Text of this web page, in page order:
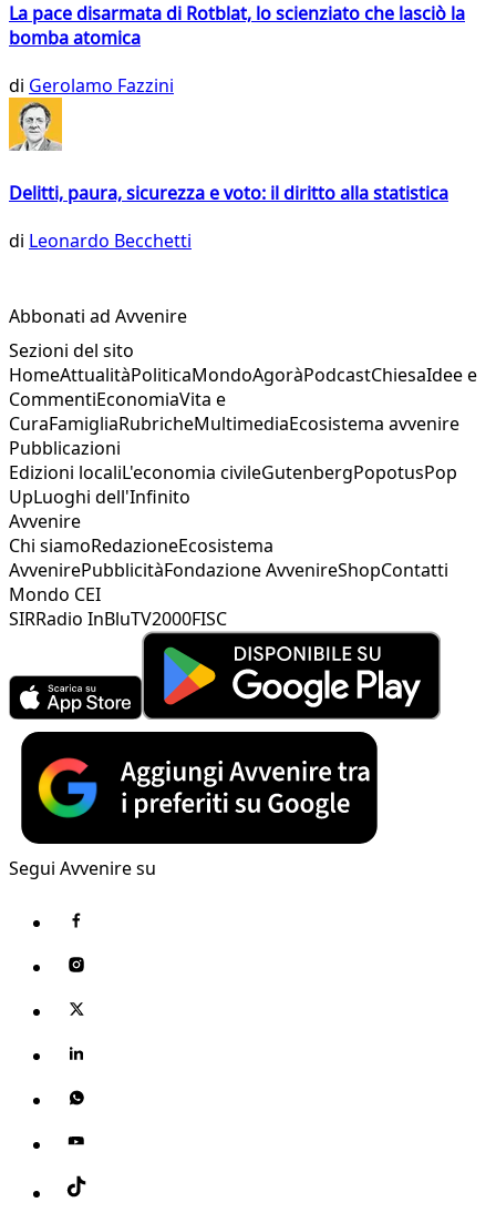
La pace disarmata di Rotblat, lo scienziato che lasciò la
bomba atomica
di Gerolamo Fazzini
Delitti, paura, sicurezza e voto: il diritto alla statistica
di Leonardo Becchetti
Abbonati ad Avvenire
Sezioni del sito
HomeAttualitàPoliticaMondoAgoràPodcastChiesaIdee e
CommentiEconomiaVita e
CuraFamigliaRubricheMultimediaEcosistema avvenire
Pubblicazioni
Edizioni localiL'economia civileGutenbergPopotusPop
UpLuoghi dell'Infinito
Avvenire
Chi siamoRedazioneEcosistema
AvvenirePubblicitàFondazione AvvenireShopContatti
Mondo CEI
SIRRadio InBluTV2000FISC
Segui Avvenire su